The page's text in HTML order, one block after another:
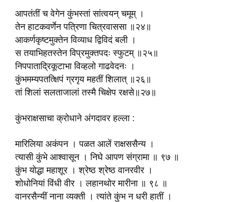
आपतंतीं च वेगेन कुंभस्तां सांत्वयन् चमूम् ।
तेन हाटकवर्णेन पत्रिणा चित्रवाससा ॥२४॥
आकर्णकृष्टमुक्तेन विव्याध द्विविदं बली ।
स तयाभिहतस्तेन विप्रमुक्तपदः स्फुटम् ॥२५॥
निपपाताद्रिकूटाभा विव्हलो गाढवेदनः ।
कुंभमम्यपतत्क्षिपं ग्रगृय महतीं शिलात् ॥२६॥
तां शिलां सलताजालां तस्मै चिक्षेप रक्षसे॥२७॥
कुंभराक्षसाचा क्रोधाने अंगदावर हल्ला :
मारिलिया अकंपन । पळत आलें राक्षससैन्य ।
त्यासी कुंभे आश्वासून । निघे आपण संग्रामा ॥ ९७ ॥
कुंभ योद्धा महाशूर । श्रेष्ठ श्रेष्ठ वानरवीर ।
शोधोनियां विंधी वीर । लहानथोर मारीना ॥ ९८ ॥
वानरसैन्यीं नाना व्यक्ती । त्यांते कुंभ न धरी हातीं ।